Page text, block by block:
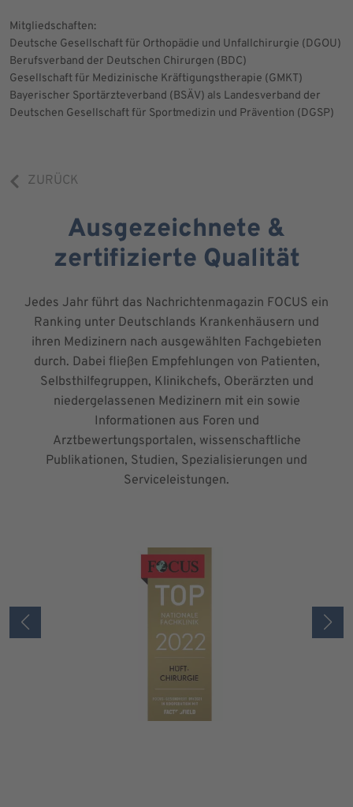
Mitgliedschaften:
Deutsche Gesellschaft für Orthopädie und Unfallchirurgie (DGOU)
Berufsverband der Deutschen Chirurgen (BDC)
Gesellschaft für Medizinische Kräftigungstherapie (GMKT)
Bayerischer Sportärzteverband (BSÄV) als Landesverband der
Deutschen Gesellschaft für Sportmedizin und Prävention (DGSP)
ZURÜCK
Ausgezeichnete &
zertifizierte Qualität
Jedes Jahr führt das Nachrichtenmagazin FOCUS ein
Ranking unter Deutschlands Krankenhäusern und
ihren Medizinern nach ausgewählten Fachgebieten
durch. Dabei fließen Empfehlungen von Patienten,
Selbsthilfegruppen, Klinikchefs, Oberärzten und
niedergelassenen Medizinern mit ein sowie
Informationen aus Foren und
Arztbewertungsportalen, wissenschaftliche
Publikationen, Studien, Spezialisierungen und
Serviceleistungen.